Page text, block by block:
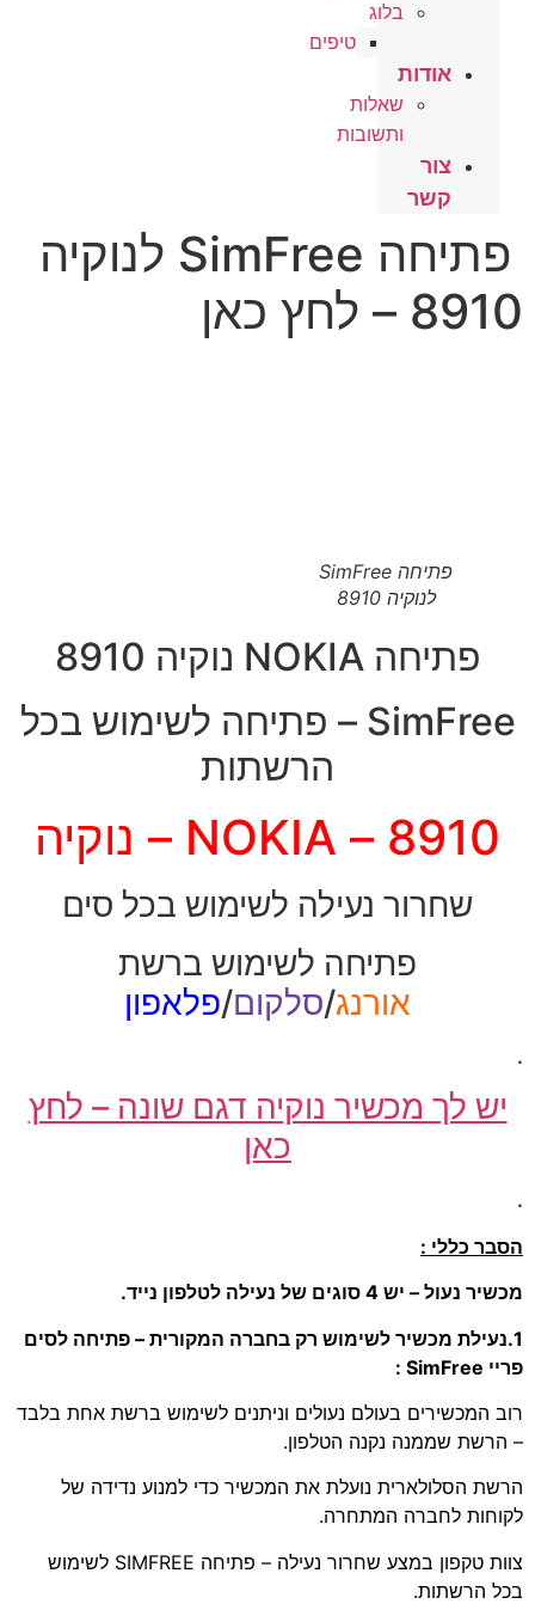
בלוג
טיפים
אודות
שאלות
ותשובות
צור
קשר
פתיחה SimFree לנוקיה
8910 – לחץ כאן
פתיחה SimFree
לנוקיה 8910
פתיחה NOKIA נוקיה 8910
SimFree – פתיחה לשימוש בכל
הרשתות
8910 – NOKIA – נוקיה
שחרור נעילה לשימוש בכל סים
פתיחה לשימוש ברשת
אורנג/סלקום/פלאפון
.
יש לך מכשיר נוקיה דגם שונה – לחץ
כאן
.
הסבר כללי :
מכשיר נעול – יש 4 סוגים של נעילה לטלפון נייד.
1.נעילת מכשיר לשימוש רק בחברה המקורית – פתיחה לסים
פריי SimFree :
רוב המכשירים בעולם נעולים וניתנים לשימוש ברשת אחת בלבד
– הרשת שממנה נקנה הטלפון.
הרשת הסלולארית נועלת את המכשיר כדי למנוע נדידה של
לקוחות לחברה המתחרה.
צוות טקפון במצע שחרור נעילה – פתיחה SIMFREE לשימוש
בכל הרשתות.